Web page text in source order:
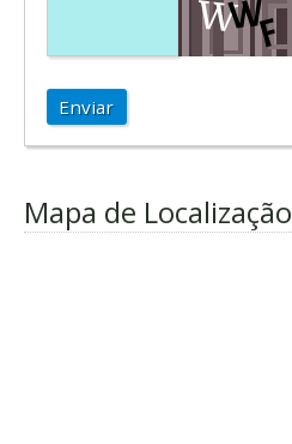
Enviar
Mapa de Localização